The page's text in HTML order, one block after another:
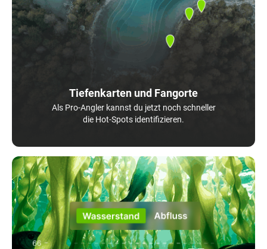
Tiefenkarten und Fangorte
Als Pro-Angler kannst du jetzt noch schneller
die Hot-Spots identifizieren.